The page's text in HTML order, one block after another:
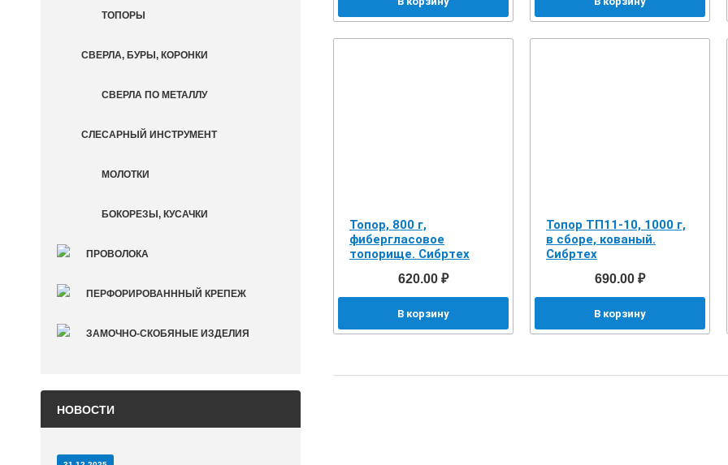
ТОПОРЫ
СВЕРЛА, БУРЫ, КОРОНКИ
СВЕРЛА ПО МЕТАЛЛУ
СЛЕСАРНЫЙ ИНСТРУМЕНТ
МОЛОТКИ
БОКОРЕЗЫ, КУСАЧКИ
ПРОВОЛОКА
ПЕРФОРИРОВАНННЫЙ КРЕПЕЖ
ЗАМОЧНО-СКОБЯНЫЕ ИЗДЕЛИЯ
НОВОСТИ
Топор, 800 г,
фибергласовое
топорище. Сибртех
620.00 ₽
Топор ТП11-10, 1000 г,
в сборе, кованый.
Сибртех
690.00 ₽